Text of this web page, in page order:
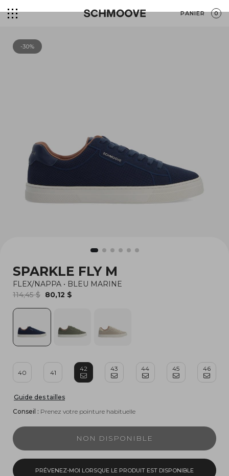
PANIER 0
-30%
SPARKLE FLY M
FLEX/NAPPA • BLEU MARINE
114,45 $ 80,12 $
40 41
42 43 44 45 46
Guide des tailles
Conseil : Prenez votre pointure habituelle
NON DISPONIBLE
PRÉVENEZ-MOI LORSQUE LE PRODUIT EST DISPONIBLE